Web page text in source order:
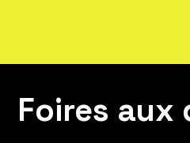
Foires aux